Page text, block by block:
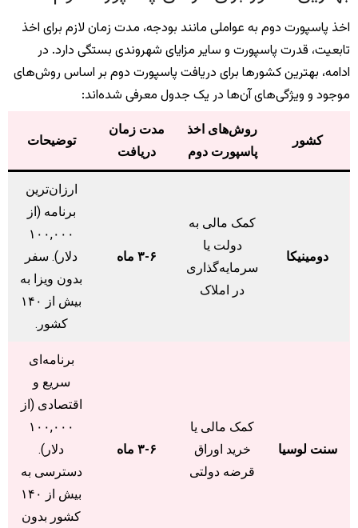
اخذ پاسپورت دوم به عواملی مانند بودجه، مدت زمان لازم برای اخذ
تابعیت، قدرت پاسپورت و سایر مزایای شهروندی بستگی دارد. در
ادامه، بهترین کشورها برای دریافت پاسپورت دوم بر اساس روش‌های
موجود و ویژگی‌های آن‌ها در یک جدول معرفی شده‌اند:
کشور
روش‌های اخذ
پاسپورت دوم
مدت زمان
دریافت
توضیحات
دومینیکا
کمک مالی به
دولت یا
سرمایه‌گذاری
در املاک
۳-۶ ماه
ارزان‌ترین
برنامه (از
۱۰۰,۰۰۰
دلار). سفر
بدون ویزا به
بیش از ۱۴۰
کشور.
سنت لوسیا
کمک مالی یا
خرید اوراق
قرضه دولتی
۳-۶ ماه
برنامه‌ای
سریع و
اقتصادی (از
۱۰۰,۰۰۰
دلار).
دسترسی به
بیش از ۱۴۰
کشور بدون